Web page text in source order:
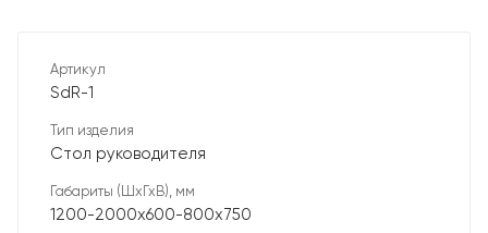
Артикул
SdR-1
Тип изделия
Стол руководителя
Габариты (ШхГхВ), мм
1200-2000х600-800х750